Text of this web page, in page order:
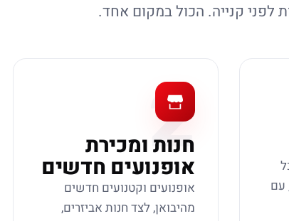
לפני קנייה. הכול במקום אחד.
עם
2
חנות ומכירת
אופנועים חדשים
אופנועים וקטנועים חדשים
מהיבואן, לצד חנות אביזרים,